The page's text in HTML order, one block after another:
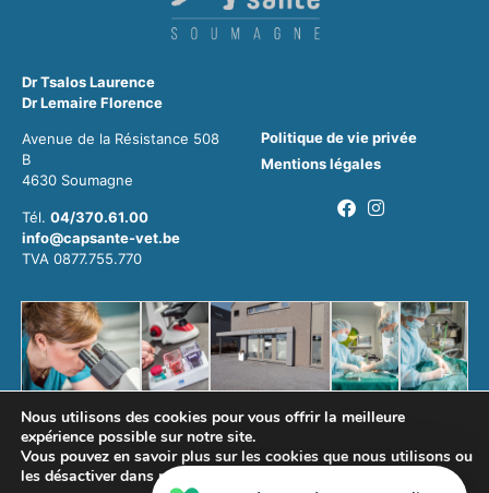
Dr Tsalos Laurence
Dr Lemaire Florence
Avenue de la Résistance 508
B
4630 Soumagne
Tél. 04/370.61.00
info@capsante-vet.be
TVA 0877.755.770
Politique de vie privée
Mentions légales
Nous utilisons des cookies pour vous offrir la meilleure
expérience possible sur notre site.
Vous pouvez en savoir plus sur les cookies que nous utilisons ou
les désactiver dansparamètres